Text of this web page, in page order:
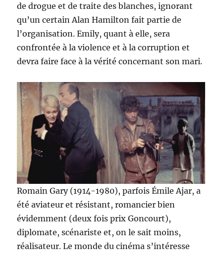
de drogue et de traite des blanches, ignorant
qu’un certain Alan Hamilton fait partie de
l’organisation. Emily, quant à elle, sera
confrontée à la violence et à la corruption et
devra faire face à la vérité concernant son mari.
Romain Gary (1914-1980), parfois Émile Ajar, a
été aviateur et résistant, romancier bien
évidemment (deux fois prix Goncourt),
diplomate, scénariste et, on le sait moins,
réalisateur. Le monde du cinéma s’intéresse